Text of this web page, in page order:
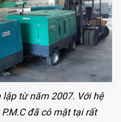
lập từ năm 2007. Với hệ
đã có mặt tại rất